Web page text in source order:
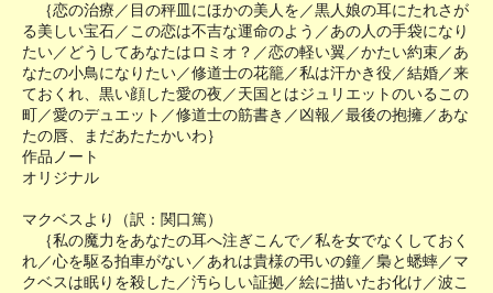
｛恋の治療／目の秤皿にほかの美人を／黒人娘の耳にたれさが
る美しい宝石／この恋は不吉な運命のよう／あの人の手袋になり
たい／どうしてあなたはロミオ？／恋の軽い翼／かたい約束／あ
なたの小鳥になりたい／修道士の花籠／私は汗かき役／結婚／来
ておくれ、黒い顔した愛の夜／天国とはジュリエットのいるこの
町／愛のデュエット／修道士の筋書き／凶報／最後の抱擁／あな
たの唇、まだあたたかいわ｝
作品ノート
オリジナル
マクベスより（訳：関口篤）
｛私の魔力をあなたの耳へ注ぎこんで／私を女でなくしておく
れ／心を駆る拍車がない／あれは貴様の弔いの鐘／梟と蟋蟀／マ
クベスは眠りを殺した／汚らしい証拠／絵に描いたお化け／波こ